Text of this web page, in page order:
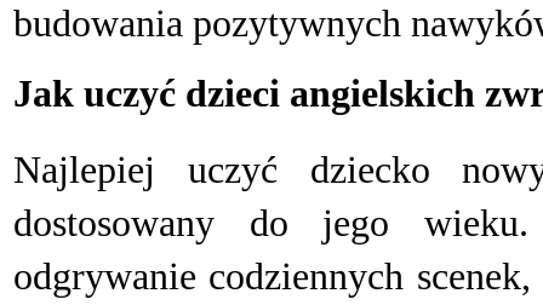
budowania pozytywnych
Jak uczyć dzieci angielskich
Najlepiej uczyć dziecko
dostosowany do jego
odgrywanie codziennych